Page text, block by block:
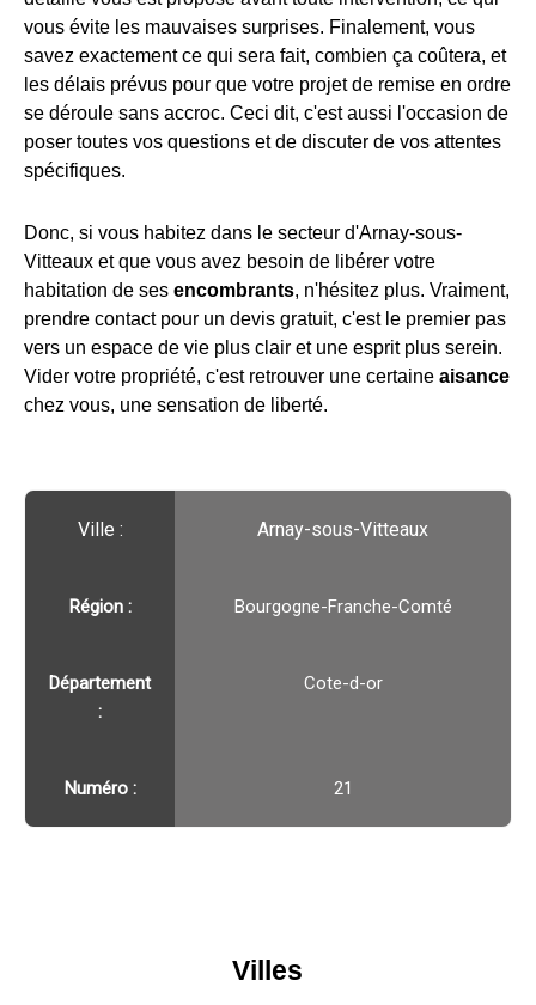
vous évite les mauvaises surprises. Finalement, vous
savez exactement ce qui sera fait, combien ça coûtera, et
les délais prévus pour que votre projet de remise en ordre
se déroule sans accroc. Ceci dit, c'est aussi l'occasion de
poser toutes vos questions et de discuter de vos attentes
spécifiques.
Donc, si vous habitez dans le secteur d'Arnay-sous-
Vitteaux et que vous avez besoin de libérer votre
habitation de ses encombrants, n'hésitez plus. Vraiment,
prendre contact pour un devis gratuit, c'est le premier pas
vers un espace de vie plus clair et une esprit plus serein.
Vider votre propriété, c'est retrouver une certaine aisance
chez vous, une sensation de liberté.
Ville :️ Arnay-sous-Vitteaux
Région :️ Bourgogne-Franche-Comté
Département
:
Cote-d-or
Numéro : 21
Villes